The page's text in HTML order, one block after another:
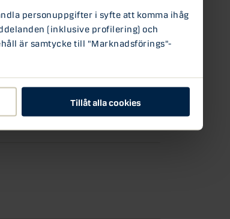
personuppgifter i syfte att komma ihåg
(inklusive profilering) och
är samtycke till "Marknadsförings"-
Tillåt alla cookies